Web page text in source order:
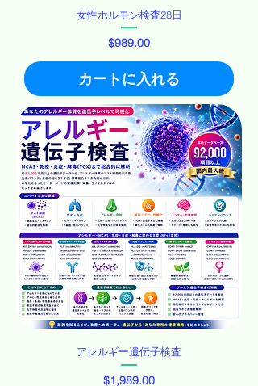
女性ホルモン検査28日
価格
$989.00
カートに入れる
アレルギー遺伝子検査
価格
$1,989.00